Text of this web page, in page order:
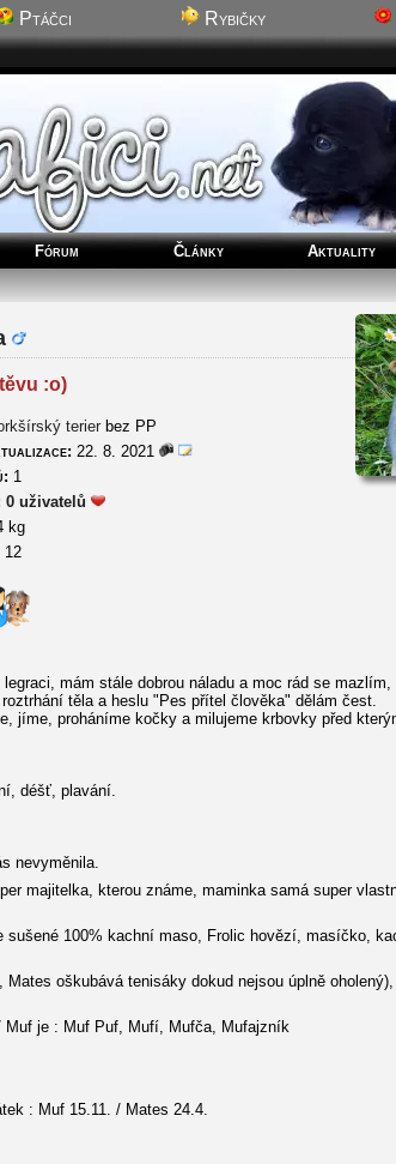
Ptáčci Rybičky
Fórum Články
Aktuality
:o)
terier bez PP
22. 8. 2021
1
0 uživatelů
kg
12
mám stále dobrou náladu a moc rád se
těla a heslu "Pes přítel člověka" dělám čest.
jíme, proháníme kočky a milujeme krbovky před
déšť, plavání.
nevyměnila.
majitelka, kterou známe, maminka samá super
sušené 100% kachní maso, Frolic hovězí, masíčko,
oškubává tenisáky dokud nejsou úplně
je : Muf Puf, Mufí, Mufča, Mufajzník
: Muf 15.11. / Mates 24.4.